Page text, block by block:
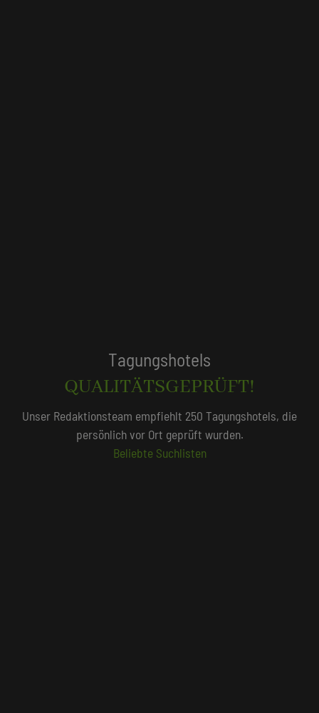
Tagungshotels
QUALITÄTSGEPRÜFT!
Unser Redaktionsteam empfiehlt 250 Tagungshotels, die
persönlich vor Ort geprüft wurden.
Beliebte Suchlisten